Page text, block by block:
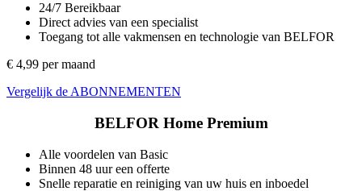
24/7 Bereikbaar
Direct advies van een specialist
Toegang tot alle vakmensen en technologie van BELFOR
€ 4,99 per maand
Vergelijk de ABONNEMENTEN
BELFOR Home Premium
Alle voordelen van Basic
Binnen 48 uur een offerte
Snelle reparatie en reiniging van uw huis en inboedel